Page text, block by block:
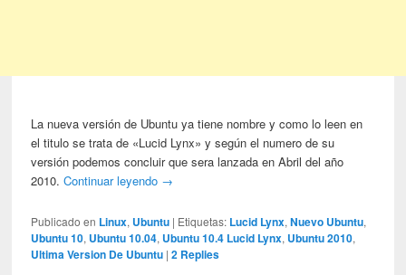
La nueva versión de Ubuntu ya tiene nombre y como lo leen en
el titulo se trata de «Lucid Lynx» y según el numero de su
versión podemos concluir que sera lanzada en Abril del año
2010.Continuar leyendo →
Publicado en Linux, Ubuntu | Etiquetas: Lucid Lynx,Nuevo Ubuntu,
Ubuntu 10, Ubuntu 10.04, Ubuntu 10.4 Lucid Lynx, Ubuntu 2010,
Ultima Version De Ubuntu |2 Replies